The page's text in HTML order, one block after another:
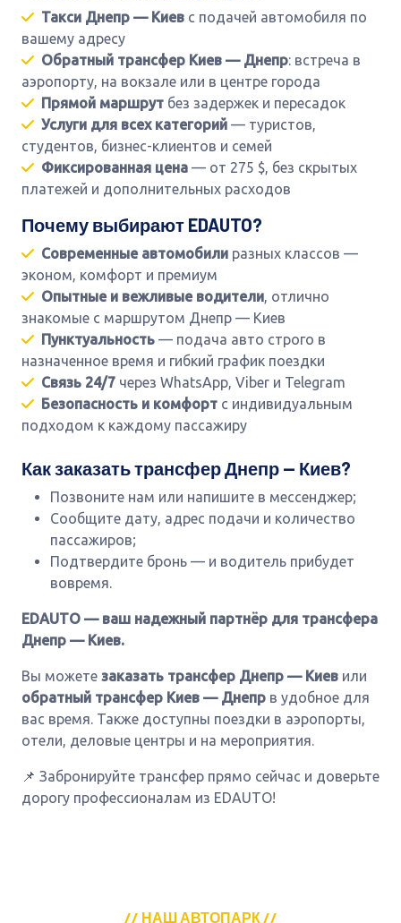
Такси Днепр — Киев с подачей автомобиля по
вашему адресу
Обратный трансфер Киев — Днепр: встреча в
аэропорту, на вокзале или в центре города
Прямой маршрут без задержек и пересадок
Услуги для всех категорий — туристов,
студентов, бизнес-клиентов и семей
Фиксированная цена — от 275 $, без скрытых
платежей и дополнительных расходов
Почему выбирают EDAUTO?
Современные автомобили разных классов —
эконом, комфорт и премиум
Опытные и вежливые водители, отлично
знакомые с маршрутом Днепр — Киев
Пунктуальность — подача авто строго в
назначенное время и гибкий график поездки
Связь 24/7 через WhatsApp, Viber и Telegram
Безопасность и комфорт с индивидуальным
подходом к каждому пассажиру
Как заказать трансфер Днепр — Киев?
Позвоните нам или напишите в мессенджер;
Сообщите дату, адрес подачи и количество
пассажиров;
Подтвердите бронь — и водитель прибудет
вовремя.
EDAUTO — ваш надежный партнёр для трансфера
Днепр — Киев.
Вы можете заказать трансфер Днепр — Киев или
обратный трансфер Киев — Днепр в удобное для
вас время. Также доступны поездки в аэропорты,
отели, деловые центры и на мероприятия.
📌 Забронируйте трансфер прямо сейчас и доверьте
дорогу профессионалам из EDAUTO!
// НАШ АВТОПАРК //